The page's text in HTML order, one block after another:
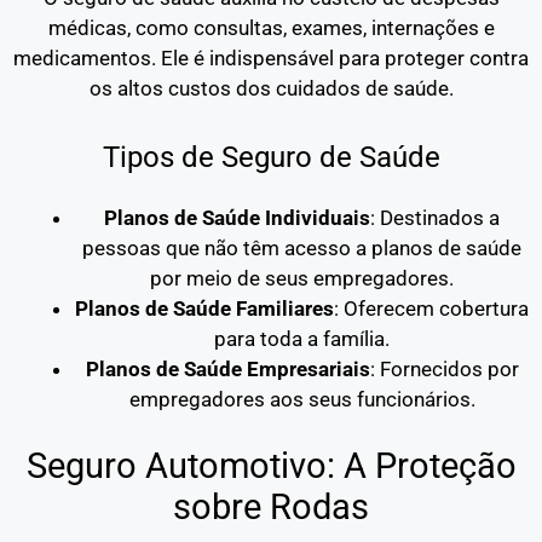
médicas, como consultas, exames, internações e
medicamentos. Ele é indispensável para proteger contra
os altos custos dos cuidados de saúde.
Tipos de Seguro de Saúde
Planos de Saúde Individuais: Destinados a
pessoas que não têm acesso a planos de saúde
por meio de seus empregadores.
Planos de Saúde Familiares: Oferecem cobertura
para toda a família.
Planos de Saúde Empresariais: Fornecidos por
empregadores aos seus funcionários.
Seguro Automotivo: A Proteção
sobre Rodas